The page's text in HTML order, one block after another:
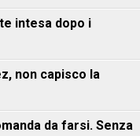
intesa dopo i
non capisco la
da farsi. Senza